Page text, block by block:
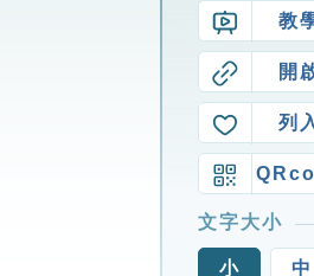
教
開
列
文字大小
小 中